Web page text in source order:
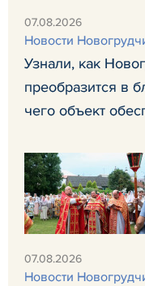
07.08.2026
Новости
Узнали, как
преобразится в
чего объект
07.08.2026
Новости